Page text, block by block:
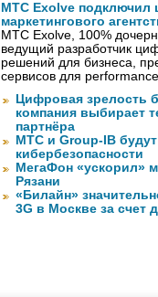
МТС Exolve
маркетингового
МТС Exolve, 100%
ведущий разработчик
решений для бизнеса,
сервисов для
Цифровая зрелость
компания выбирает
партнёра
МТС и Group-IB
кибербезопасности
МегаФон «ускорил»
Рязани
«Билайн»
3G в Москве за счет